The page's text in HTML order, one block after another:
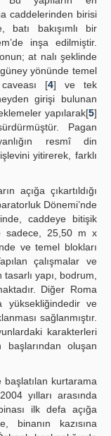
caddelerinden birisi
batı bakışımlı bir
inşa edilmiştir.
at nalı şeklinde
yönünde temel
[4] ve tek
girişi bulunan
yapılarak[5]
Pagan
resmî din
yitirerek, farklı
açığa çıkartıldığı
Dönemi’nde
caddeye bitişik
sadece, 25,50 m x
ve temel blokları
çalışmalar ve
yapı, bodrum,
Diğer Roma
yüksekliğindedir ve
sağlanmıştır.
karakterleri
oluşan
kurtarama
yılları arasında
ilk defa açığa
binanın kazısına